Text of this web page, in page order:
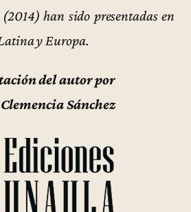
han sido presentadas en
y Europa.
del autor por
Sánchez